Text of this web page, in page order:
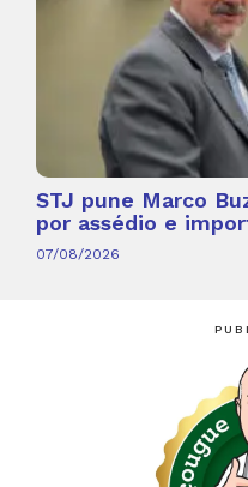
STJ pune Marco
por assédio e
07/08/2026